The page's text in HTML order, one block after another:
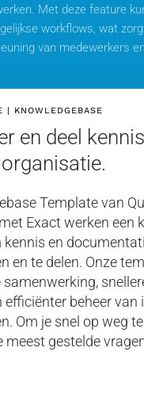
Met deze feature
workflows, wat
van medewerkers
| KNOWLEDGEBASE
en deel
Template van
Exact werken een
en
en te delen. Onze
samenwerking,
efficiënter beheer van
Om je snel op weg
meest gestelde